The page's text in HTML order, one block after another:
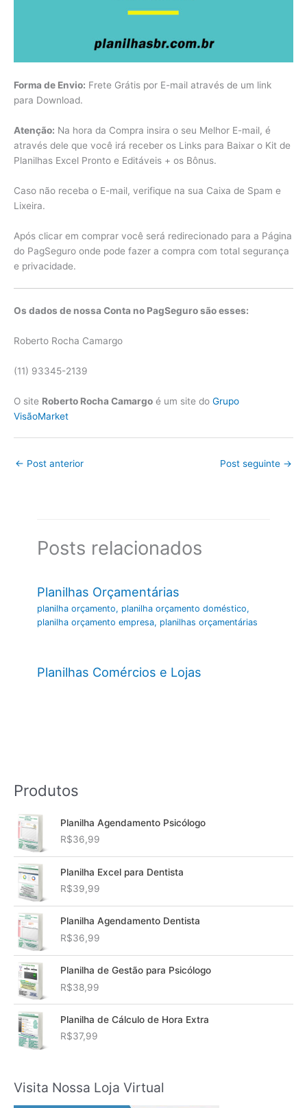
Forma de Envio: Frete Grátis por E-mail através de um link
para Download.
Atenção: Na hora da Compra insira o seu Melhor E-mail, é
através dele que você irá receber os Links para Baixar o Kit de
Planilhas Excel Pronto e Editáveis + os Bônus.
Caso não receba o E-mail, verifique na sua Caixa de Spam e
Lixeira.
Após clicar em comprar você será redirecionado para a Página
do PagSeguro onde pode fazer a compra com total segurança
e privacidade.
Os dados de nossa Conta no PagSeguro são esses:
Roberto Rocha Camargo
(11) 93345-2139
O site Roberto Rocha Camargo é um site do Grupo
VisãoMarket
← Post anterior Post seguinte →
Posts relacionados
Planilhas Orçamentárias
planilha orçamento, planilha orçamento doméstico,
planilha orçamento empresa, planilhas orçamentárias
Planilhas Comércios e Lojas
Produtos
Planilha Agendamento Psicólogo
R$36,99
Planilha Excel para Dentista
R$39,99
Planilha Agendamento Dentista
R$36,99
Planilha de Gestão para Psicólogo
R$38,99
Planilha de Cálculo de Hora Extra
R$37,99
Visita Nossa Loja Virtual